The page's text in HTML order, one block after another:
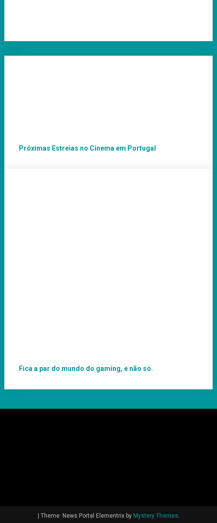
Próximas Estreias no Cinema em Portugal
Fica a par do mundo do gaming, e não só.
| Theme: News Portal Elementrix by Mystery Themes